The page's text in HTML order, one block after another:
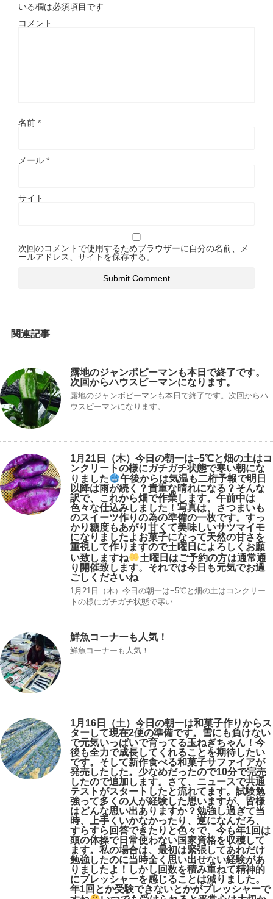
いる欄は必須項目です
コメント
名前 *
メール *
サイト
次回のコメントで使用するためブラウザーに自分の名前、メ
ールアドレス、サイトを保存する。
関連記事
露地のジャンボピーマンも本日で終了です。
次回からハウスピーマンになります。
露地のジャンボピーマンも本日で終了です。次回からハ
ウスピーマンになります。
1月21日（木）今日の朝一は−5℃と畑の土はコ
ンクリートの様にガチガチ状態で寒い朝にな
りました
午後からは気温も二桁予報で明日
以降は雨が続く？貴重な晴れになる？そんな
訳で、これから畑で作業します。午前中は
色々な仕込みしました！写真は、さつまいも
のスイーツ作りの為の準備の一枚です。すっ
かり糖度もあがり甘くて美味しいサツマイモ
になりましたよお菓子になって天然の甘さを
重視して作りますので土曜日によろしくお願
い致しますね
土曜日はご予約の方は通常通
り開催致します。それでは今日も元気でお過
ごしくださいね
1月21日（木）今日の朝一は−5℃と畑の土はコンクリー
トの様にガチガチ状態で寒い ...
鮮魚コーナーも人気！
鮮魚コーナーも人気！
1月16日（土）今日の朝一は和菓子作りからス
ターして現在2便の準備です。雪にも負けない
で元気いっぱいで育ってる玉ねぎちゃん！今
後も全力で成長してくれることを期待したい
です。そして新作食べる和菓子サファイアが
発売したした。少なめだったので10分で完売
したので追加します。さて、ニュースで共通
テストがスタートしたと流れてます。試験勉
強って多くの人が経験した思いますが、皆様
はどんな思い出ありますか？勉強し過ぎて当
時、上手くいかなかったり、逆になんだろ、
すらすら回答できたりと色々で、今も年1回は
頭の体操で日常使わない国家資格を収穫して
ます。私の場合は、最初は緊張してあれだけ
勉強したのに当時全く思い出せない経験があ
りましたよ！しかし回数を積み重ねて精神的
にプレッシャーを感じることは減りました。
年1回とか受験できないとかがプレッシャーで